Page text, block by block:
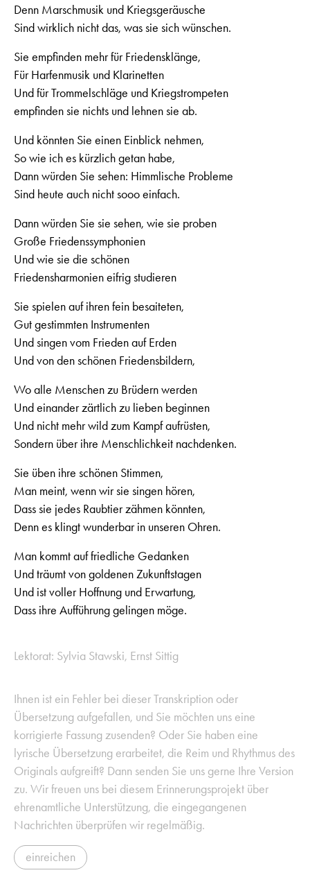
Denn Marschmusik und Kriegsgeräusche
Sind wirklich nicht das, was sie sich wünschen.
Sie empfinden mehr für Friedensklänge,
Für Harfenmusik und Klarinetten
Und für Trommelschläge und Kriegstrompeten
empfinden sie nichts und lehnen sie ab.
Und könnten Sie einen Einblick nehmen,
So wie ich es kürzlich getan habe,
Dann würden Sie sehen: Himmlische Probleme
Sind heute auch nicht sooo einfach.
Dann würden Sie sie sehen, wie sie proben
Große Friedenssymphonien
Und wie sie die schönen
Friedensharmonien eifrig studieren
Sie spielen auf ihren fein besaiteten,
Gut gestimmten Instrumenten
Und singen vom Frieden auf Erden
Und von den schönen Friedensbildern,
Wo alle Menschen zu Brüdern werden
Und einander zärtlich zu lieben beginnen
Und nicht mehr wild zum Kampf aufrüsten,
Sondern über ihre Menschlichkeit nachdenken.
Sie üben ihre schönen Stimmen,
Man meint, wenn wir sie singen hören,
Dass sie jedes Raubtier zähmen könnten,
Denn es klingt wunderbar in unseren Ohren.
Man kommt auf friedliche Gedanken
Und träumt von goldenen Zukunftstagen
Und ist voller Hoffnung und Erwartung,
Dass ihre Aufführung gelingen möge.
Lektorat: Sylvia Stawski, Ernst Sittig
Ihnen ist ein Fehler bei dieser Transkription oder
Übersetzung aufgefallen, und Sie möchten uns eine
korrigierte Fassung zusenden? Oder Sie haben eine
lyrische Übersetzung erarbeitet, die Reim und Rhythmus des
Originals aufgreift? Dann senden Sie uns gerne Ihre Version
zu. Wir freuen uns bei diesem Erinnerungsprojekt über
ehrenamtliche Unterstützung, die eingegangenen
Nachrichten überprüfen wir regelmäßig.
einreichen